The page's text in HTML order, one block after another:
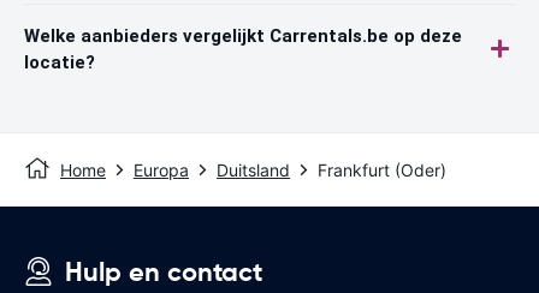
Welke aanbieders vergelijkt Carrentals.be op deze
locatie?
Home Europa Duitsland Frankfurt (Oder)
Hulp en contact